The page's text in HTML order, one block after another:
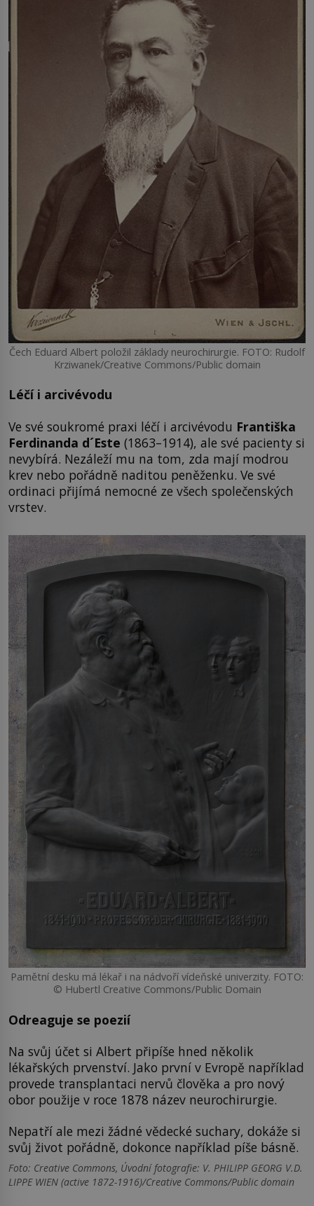
Čech Eduard Albert položil základy neurochirurgie. FOTO: Rudolf
Krziwanek/Creative Commons/Public domain
Léčí i arcivévodu
Ve své soukromé praxi léčí i arcivévodu Františka
Ferdinanda d´Este (1863–1914), ale své pacienty si
nevybírá. Nezáleží mu na tom, zda mají modrou
krev nebo pořádně naditou peněženku. Ve své
ordinaci přijímá nemocné ze všech společenských
vrstev.
Pamětní desku má lékař i na nádvoří vídeňské univerzity. FOTO:
© Hubertl Creative Commons/Public Domain
Odreaguje se poezií
Na svůj účet si Albert připíše hned několik
lékařských prvenství. Jako první v Evropě například
provede transplantaci nervů člověka a pro nový
obor použije v roce 1878 název neurochirurgie.
Nepatří ale mezi žádné vědecké suchary, dokáže si
svůj život pořádně, dokonce například píše básně.
Foto: Creative Commons, Úvodní fotografie: V. PHILIPP GEORG V.D.
LIPPE WIEN (active 1872-1916)/Creative Commons/Public domain